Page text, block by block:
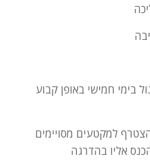
בימי חמישי באופן קבוע
למקטעים מסויימים
אליו בהדרגה